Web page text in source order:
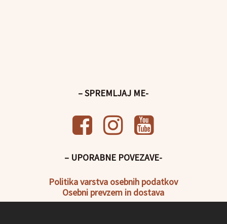
– SPREMLJAJ ME-
– UPORABNE POVEZAVE-
Politikavarstva osebnih podatkov
Osebni prevzem in dostava